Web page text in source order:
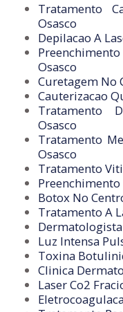
Tratamento
Osasco
Depilacao A
Osasco
Curetagem No
Cauterizacao
Tratamento
Osasco
Tratamento
Osasco
Tratamento
Preenchimento
Botox No
Tratamento A
Dermatologista
Luz Intensa
Toxina
Clinica
Laser Co2